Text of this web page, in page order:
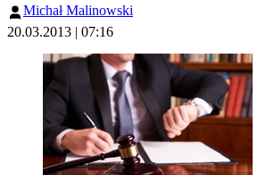
Michał Malinowski
20.03.2013 | 07:16